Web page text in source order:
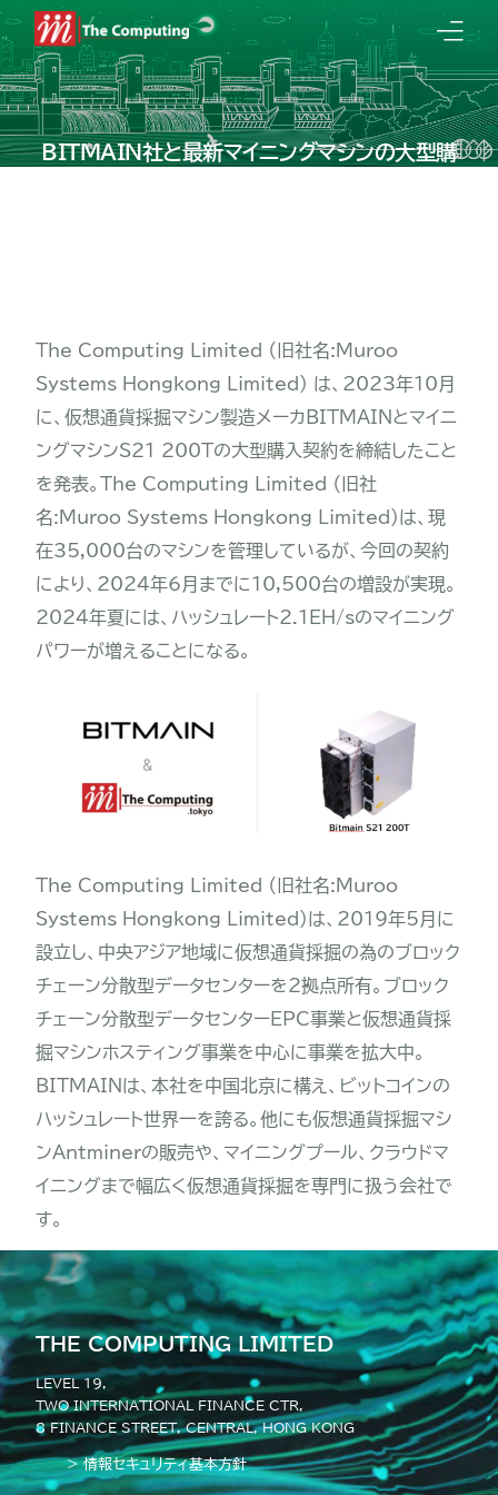
BITMAIN社と最新マイニングマシンの大型購
The Computing Limited （旧社名:Muroo
Systems Hongkong Limited) は、2023年10月
に、仮想通貨採掘マシン製造メーカBITMAINとマイニ
ングマシンS21 200Tの大型購入契約を締結したこと
を発表。The Computing Limited （旧社
名:Muroo Systems Hongkong Limited)は、現
在35,000台のマシンを管理しているが、今回の契約
により、2024年6月までに10,500台の増設が実現。
2024年夏には、ハッシュレート2.1EH/sのマイニング
パワーが増えることになる。
The Computing Limited （旧社名:Muroo
Systems Hongkong Limited)は、2019年5月に
設立し、中央アジア地域に仮想通貨採掘の為のブロック
チェーン分散型データセンターを2拠点所有。ブロック
チェーン分散型データセンターEPC事業と仮想通貨採
掘マシンホスティング事業を中心に事業を拡大中。
BITMAINは、本社を中国北京に構え、ビットコインの
ハッシュレート世界一を誇る。他にも仮想通貨採掘マシ
ンAntminerの販売や、マイニングプール、クラウドマ
イニングまで幅広く仮想通貨採掘を専門に扱う会社で
す。
THE COMPUTING LIMITED
LEVEL 19,
TWO INTERNATIONAL FINANCE CTR,
8 FINANCE STREET, CENTRAL, HONG KONG
> 情報セキュリティ基本方針
TOP
WORKS
TOPICS